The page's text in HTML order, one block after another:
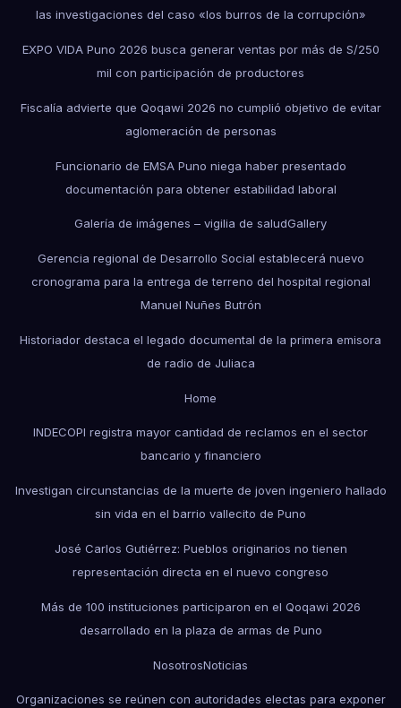
las investigaciones del caso «los burros de la corrupción»
EXPO VIDA Puno 2026 busca generar ventas por más de S/250
mil con participación de productores
Fiscalía advierte que Qoqawi 2026 no cumplió objetivo de evitar
aglomeración de personas
Funcionario de EMSA Puno niega haber presentado
documentación para obtener estabilidad laboral
Galería de imágenes – vigilia de saludGallery
Gerencia regional de Desarrollo Social establecerá nuevo
cronograma para la entrega de terreno del hospital regional
Manuel Nuñes Butrón
Historiador destaca el legado documental de la primera emisora
de radio de Juliaca
Home
INDECOPI registra mayor cantidad de reclamos en el sector
bancario y financiero
Investigan circunstancias de la muerte de joven ingeniero hallado
sin vida en el barrio vallecito de Puno
José Carlos Gutiérrez: Pueblos originarios no tienen
representación directa en el nuevo congreso
Más de 100 instituciones participaron en el Qoqawi 2026
desarrollado en la plaza de armas de Puno
NosotrosNoticias
Organizaciones se reúnen con autoridades electas para exponer